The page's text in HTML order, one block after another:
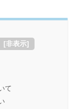
[非表示]
て